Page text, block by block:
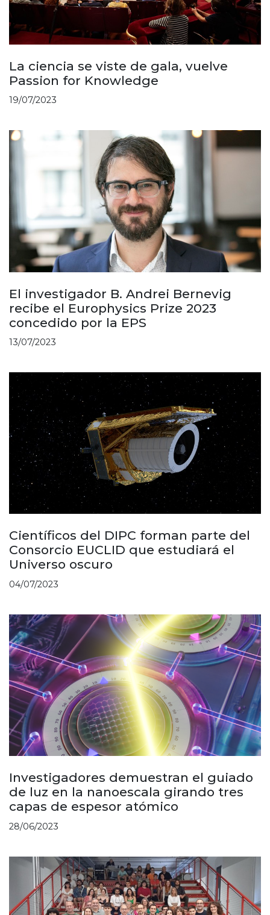
La ciencia se viste de gala, vuelve
Passion for Knowledge
19/07/2023
El investigador B. Andrei Bernevig
recibe el Europhysics Prize 2023
concedido por la EPS
13/07/2023
Científicos del DIPC forman parte del
Consorcio EUCLID que estudiará el
Universo oscuro
04/07/2023
Investigadores demuestran el guiado
de luz en la nanoescala girando tres
capas de espesor atómico
28/06/2023